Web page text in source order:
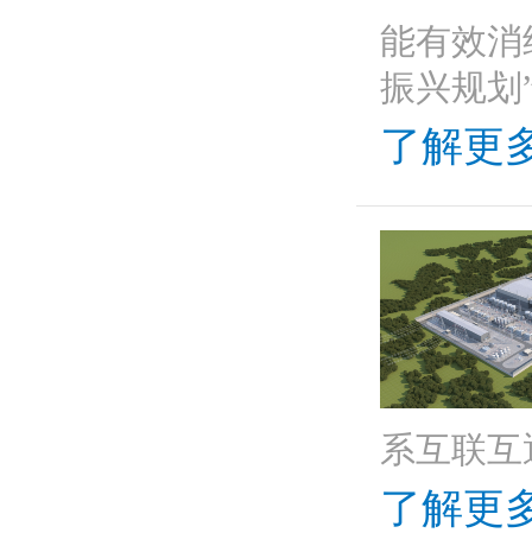
能有效
振兴规划
了解更
系互联
了解更